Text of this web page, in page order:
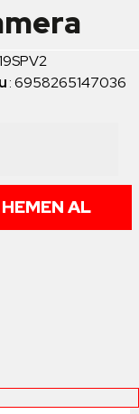
:6958265147036
HEMEN AL